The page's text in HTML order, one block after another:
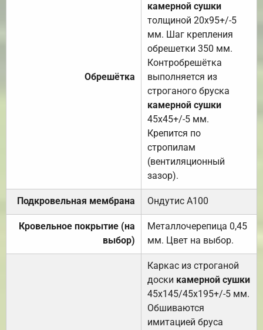
Обрешётка
камерной сушки
толщиной 20х95+/-5
мм. Шаг крепления
обрешетки 350 мм.
Контробрешётка
выполняется из
строганого бруска
камерной сушки
45х45+/-5 мм.
Крепится по
стропилам
(вентиляционный
зазор).
Подкровельная мембрана Ондутис А100
Кровельное покрытие (на
выбор)
Металлочерепица 0,45
мм. Цвет на выбор.
Каркас из строганой
доски камерной сушки
45х145/45х195+/-5 мм.
Обшиваются
имитацией бруса